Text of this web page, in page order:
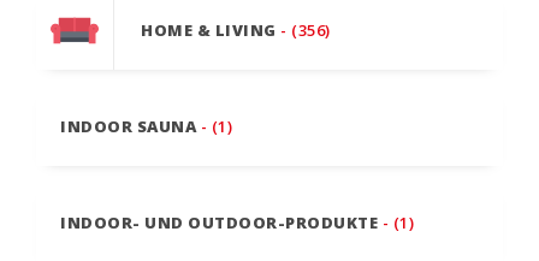
HOME & LIVING - (356)
INDOOR SAUNA - (1)
INDOOR- UND OUTDOOR-PRODUKTE - (1)